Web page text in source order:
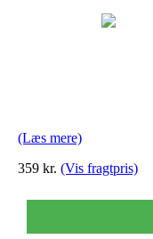
(Læs mere)
359 kr. (Vis fragtpris)